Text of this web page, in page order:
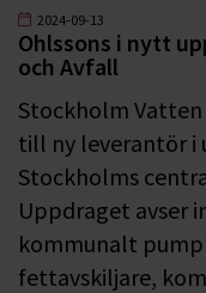
2024-09-13
Ohlssons i nytt
och Avfall
Stockholm
till ny leverantör i
Stockholms
Uppdraget avser
kommunalt
fettavskiljare,